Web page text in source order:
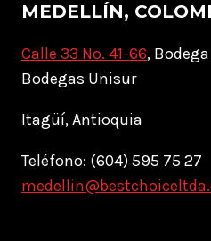
MEDELLÍN,
Calle 33 No. 41-66, Bodega
Bodegas Unisur
Itagüí, Antioquia
Teléfono: (604) 595 75 27